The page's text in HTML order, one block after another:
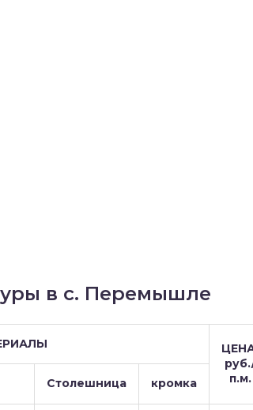
в с. Перемышле
п.м.
Столешница кромка